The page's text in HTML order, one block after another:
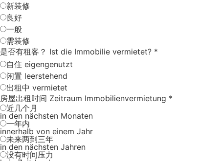
新装修
良好
一般
需装修
是否有租客？ Ist die Immobilie vermietet? *
自住 eigengenutzt
闲置 leerstehend
出租中 vermietet
房屋出租时间 Zeitraum Immobilienvermietung *
近几个月
in den nächsten Monaten
一年内
innerhalb von einem Jahr
未来两到三年
in den nächsten Jahren
没有时间压力